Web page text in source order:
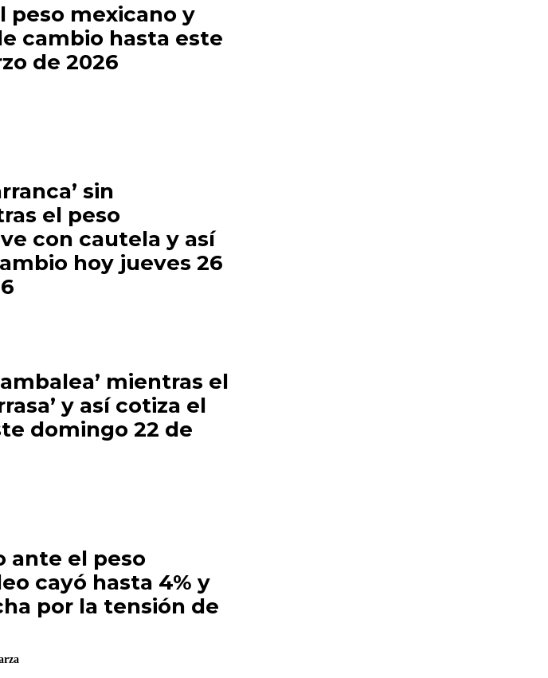
peso mexicano y
cambio hasta este
de 2026
sin
el peso
con cautela y así
hoy jueves 26
mientras el
y así cotiza el
domingo 22 de
ante el peso
cayó hasta 4% y
por la tensión de